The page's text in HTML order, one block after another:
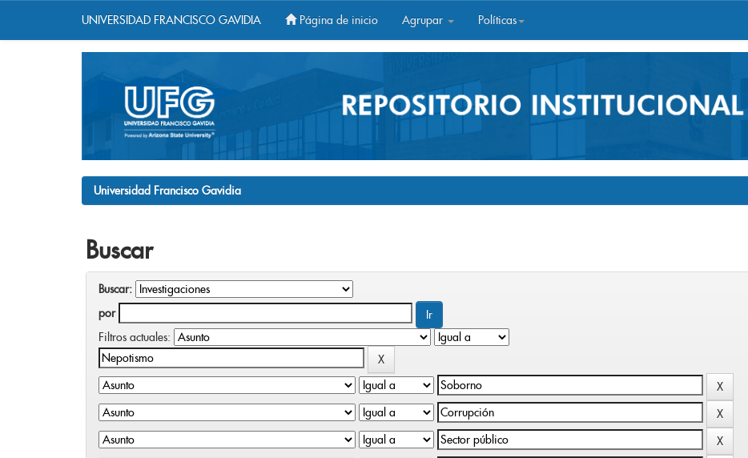
UNIVERSIDAD FRANCISCO GAVIDIA Página de inicio Agrupar Políticas
Universidad Francisco Gavidia
Buscar
Buscar:
por
Filtros actuales: